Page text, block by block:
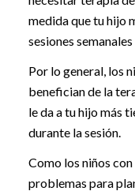
medida que tu hijo
sesiones
Por lo general, los
benefician de la
le da a tu hijo más
durante la sesión.
Como los niños
problemas para